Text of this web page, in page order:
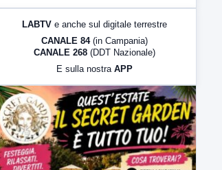
LabNews (Diretta)
23:00 LabNews (replica)
LABTV e anche sul digitale terrestre
CANALE 84 (in Campania)
CANALE 268 (DDT Nazionale)
E sulla nostra APP